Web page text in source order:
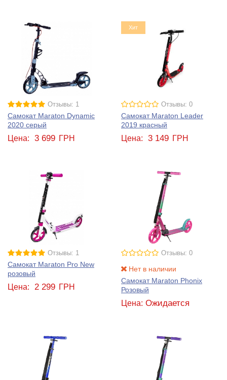
Отзывы: 1
Самокат Maraton Dynamic
2020 серый
Цена: 3 699 ГРН
Хит
Отзывы: 0
Самокат Maraton Leader
2019 красный
Цена: 3 149 ГРН
Отзывы: 1
Самокат Maraton Pro New
розовый
Цена: 2 299 ГРН
Отзывы: 0
Нет в наличии
Самокат Maraton Phonix
Розовый
Цена: Ожидается